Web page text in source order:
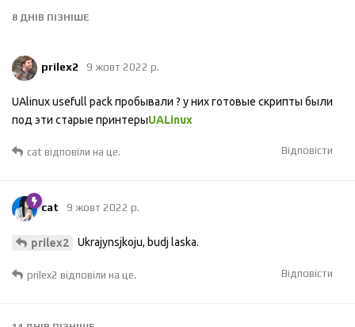
8 ДНІВ ПІЗНІШЕ
prilex2 9 жовт 2022 р.
UAlinux usefull pack пробывали ? у них готовые скрипты были
под эти старые принтерыUALinux
Відповісти
cat відповіли на це.
cat 9 жовт 2022 р.
prilex2 Ukrajynsjkoju, budj laska.
Відповісти
prilex2 відповіли на це.